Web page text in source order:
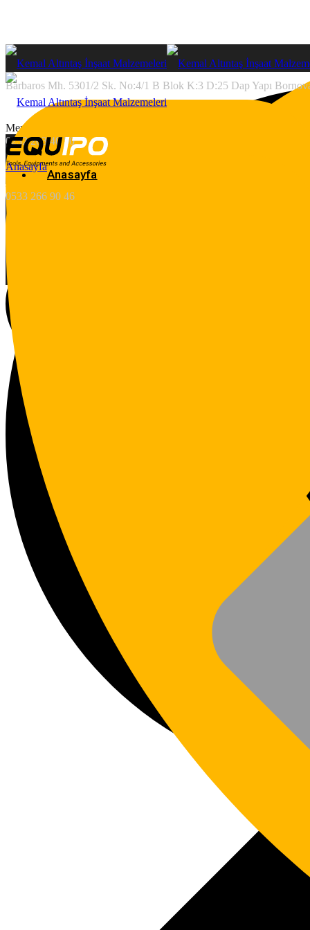
Menu
Anasayfa
Ürünlerimiz
Barbaros Mh. 5301/2 Sk. No:4/1 B Blok K:3 D:25 Dap Yapı
0232 203 40 50
0533 266 90 46
Anasayfa
Anasayfa